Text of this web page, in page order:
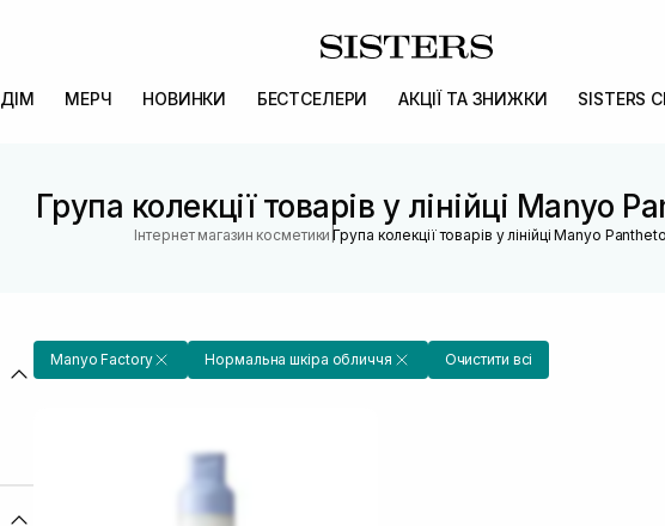
ДІМ МЕРЧ НОВИНКИ БЕСТСЕЛЕРИ АКЦІЇ ТА ЗНИЖКИ SISTERS
Група колекції товарів у лінійці Manyo
Інтернет магазин косметики |Група колекції товарів у лінійці Manyo
Manyo Factory Нормальна шкіра обличчя Очистити всі